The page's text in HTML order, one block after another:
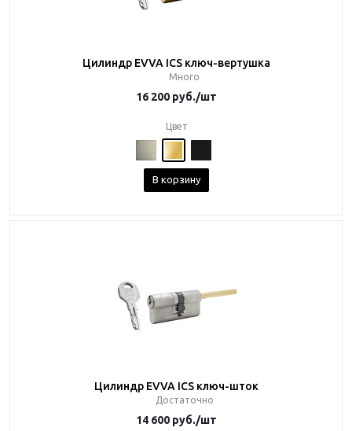
Цилиндр EVVA ICS ключ-вертушка
Много
16 200 руб./шт
Цвет
В корзину
Цилиндр EVVA ICS ключ-шток
Достаточно
14 600 руб./шт